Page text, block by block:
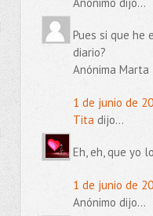
Pues si que he
diario?
Anónima Marta
1 de junio de
Titadijo...
Eh, eh, que yo
1 de junio de
Anónimo dijo...